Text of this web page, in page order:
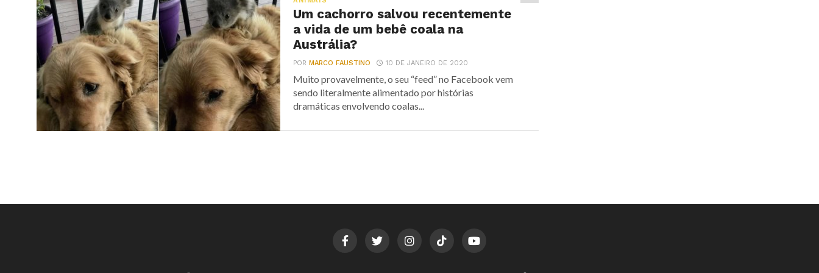
Um cachorro salvou recentemente
a vida de um bebê coala na
Austrália?
PORMARCO FAUSTINO 10 DE JANEIRO DE 2020
Muito provavelmente, o seu “feed” no Facebook vem
sendo literalmente alimentado por histórias
dramáticas envolvendo coalas...